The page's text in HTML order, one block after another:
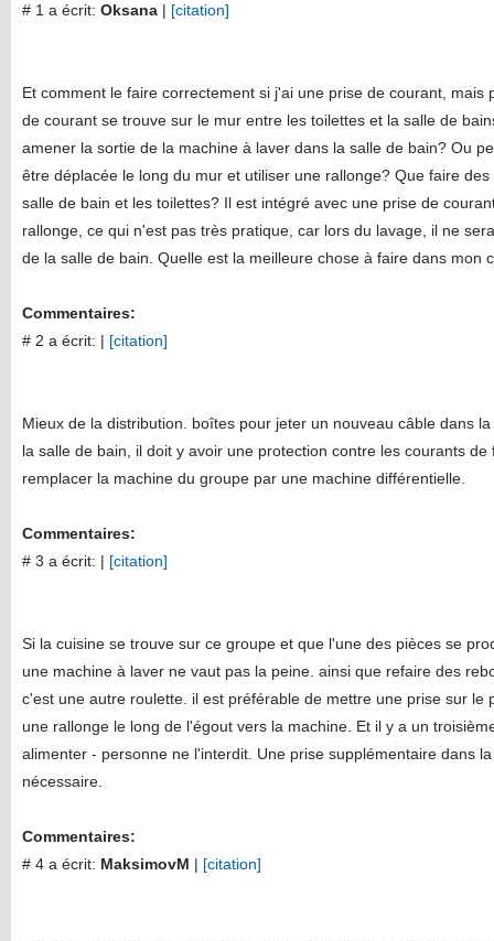
# 1 a écrit: Oksana | [citation]
Et comment le faire correctement si j'ai une prise de courant, mais
de courant se trouve sur le mur entre les toilettes et la salle de
amener la sortie de la machine à laver dans la salle de bain? Ou
être déplacée le long du mur et utiliser une rallonge? Que faire
salle de bain et les toilettes? Il est intégré avec une prise de
rallonge, ce qui n'est pas très pratique, car lors du lavage, il ne
de la salle de bain. Quelle est la meilleure chose à faire dans mon
Commentaires:
# 2 a écrit: | [citation]
Mieux de la distribution. boîtes pour jeter un nouveau câble dans
la salle de bain, il doit y avoir une protection contre les courants
remplacer la machine du groupe par une machine différentielle.
Commentaires:
# 3 a écrit: | [citation]
Si la cuisine se trouve sur ce groupe et que l'une des pièces se
une machine à laver ne vaut pas la peine. ainsi que refaire des
c'est une autre roulette. il est préférable de mettre une prise sur le
une rallonge le long de l'égout vers la machine. Et il y a un
alimenter - personne ne l'interdit. Une prise supplémentaire dans
nécessaire.
Commentaires:
# 4 a écrit: MaksimovM | [citation]